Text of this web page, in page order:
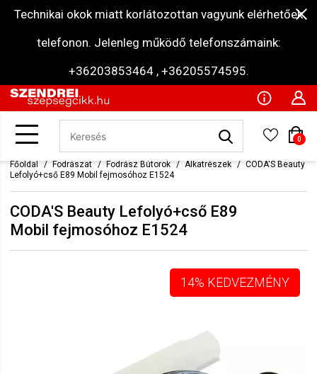
Technikai okok miatt korlátozottan vagyunk elérhetőek
telefonon. Jelenleg működő telefonszámaink:
+36203853464 , +36205574595.
0
Főoldal Fodrászat Fodrász Bútorok Alkatrészek
CODA'S Beauty
Lefolyó+cső E89 Mobil fejmosóhoz E1524
CODA'S Beauty Lefolyó+cső E89
Mobil fejmosóhoz E1524
14% KEDVEZMÉNY